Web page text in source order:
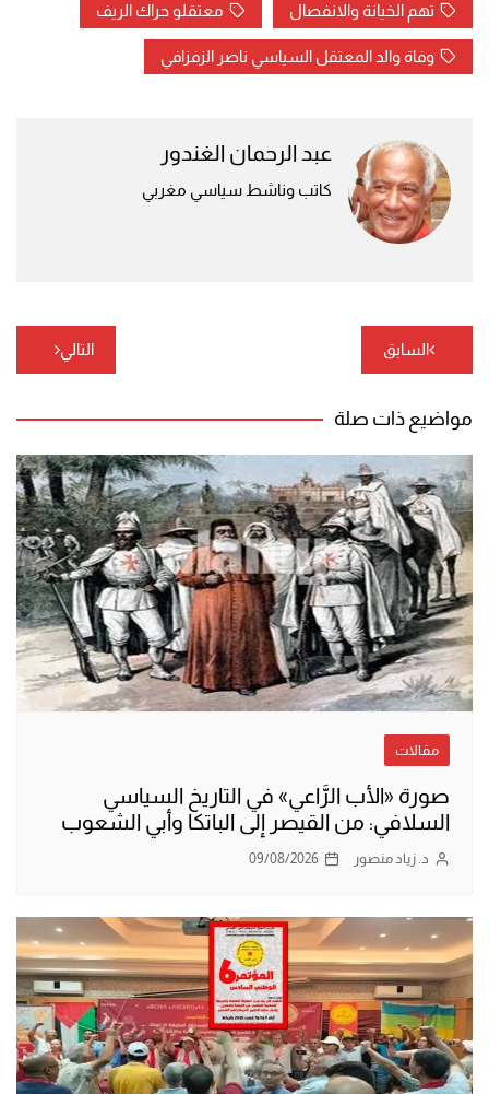
تهم الخيانة والانفصال معتقلو حراك الريف
وفاة والد المعتقل السياسي ناصر الزفزافي
عبد الرحمان الغندور
كاتب وناشط سياسي مغربي
تصفّح
المقالات
السابق التالي
مواضيع ذات صلة
مقالات
صورة «الأب الرَّاعي» في التاريخ السياسي
السلافي: من القيصر إلى الباتكا وأبي الشعوب
د. زياد منصور 09/08/2026